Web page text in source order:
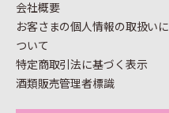
会社概要
お客さまの個人情報の取扱いに
ついて
特定商取引法に基づく表示
酒類販売管理者標識